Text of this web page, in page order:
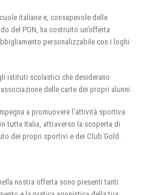
italiane e, consapevole delle
del PON, ha costruito un’offerta
personalizzabile con i loghi
istituti scolastici che desiderano
delle carte dei propri alunni.
a promuovere l’attività sportiva
tutta Italia, attraverso la scoperta di
dei propri sportivi e dei Club Gold.
nostra offerta sono presenti tanti